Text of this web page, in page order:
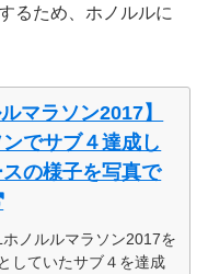
るため、ホノルルに
マラソン2017】
でサブ４達成し
の様子を写真で
ノルルマラソン2017を
していたサブ４を達成